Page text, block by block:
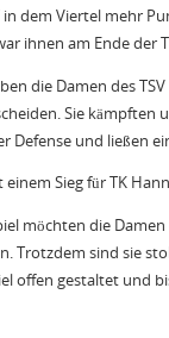
in dem Viertel mehr
ihnen am Ende der
die Damen des
Sie kämpften
Defense und ließen
einem Sieg für TK
möchten die
Trotzdem sind sie
offen gestaltet und